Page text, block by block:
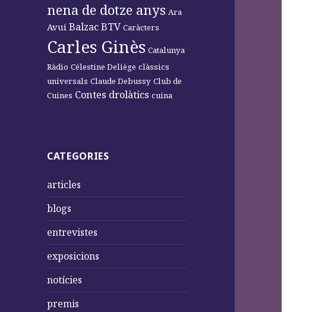
nena de dotze anys Ara
Avui BalzacBTV Caràcters
Carles Ginès Catalunya
Ràdio Célestine Deliège clàssics
universals Claude Debussy Club de
Cuines Contes drolàtics cuina
CATEGORIES
articles
blogs
entrevistes
exposicions
notícies
premis